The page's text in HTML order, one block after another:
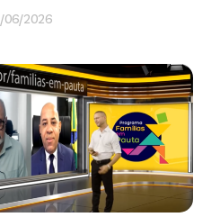
06/2026